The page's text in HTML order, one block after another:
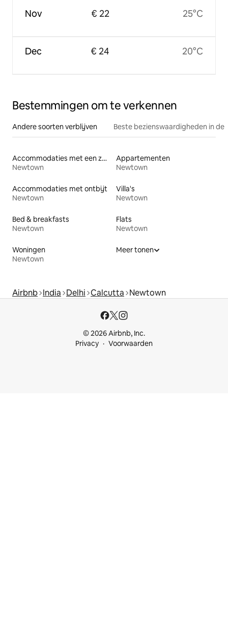
Nov
Dec
€ 22
€ 24
25°C
20°C
Bestemmingen om te verkennen
Andere soorten verblijven Beste bezienswaardigheden in de
Accommodaties met een zwembad
Newtown
Appartementen
Newtown
Accommodaties met ontbijt
Newtown
Villa's
Newtown
Bed & breakfasts
Newtown
Flats
Newtown
Woningen
Newtown
Meer tonen
Airbnb India Delhi Calcutta Newtown
© 2026 Airbnb, Inc.
Privacy
Voorwaarden